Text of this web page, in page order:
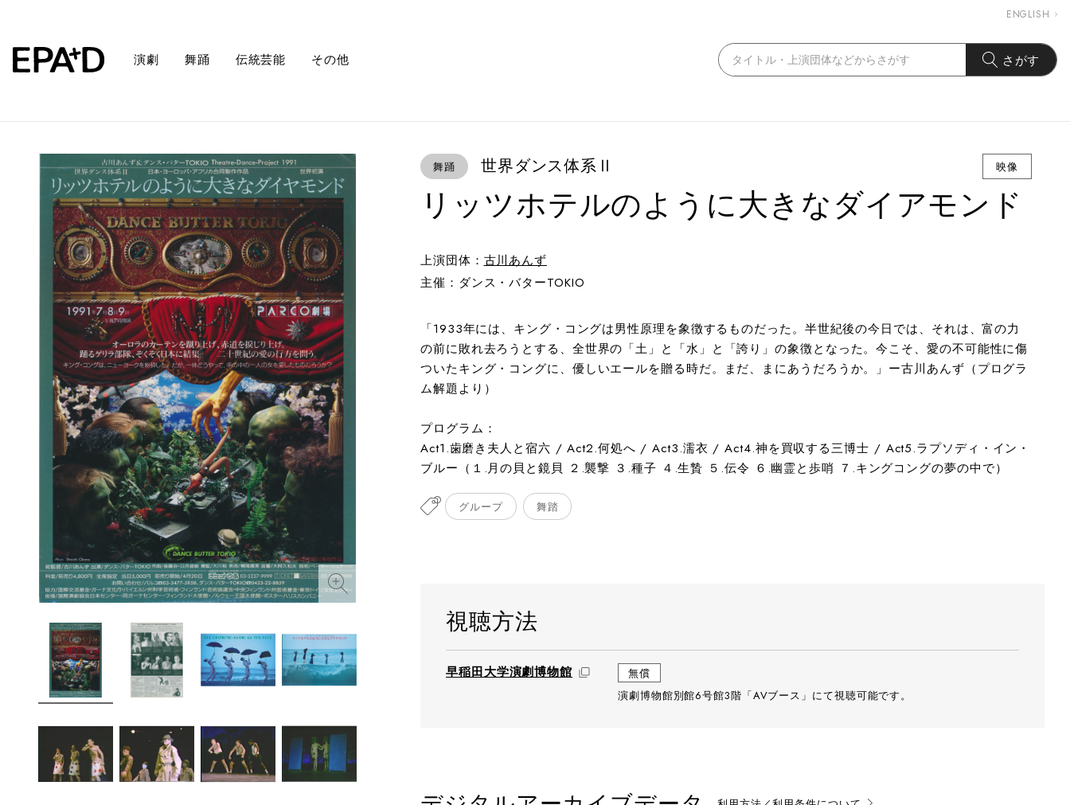
ENGLISH
演劇 舞踊 伝統芸能 その他 さがす
舞踊 世界ダンス体系Ⅱ 映像
リッツホテルのように大きなダイアモンド
上演団体： 古川あんず
主催：ダンス・バターTOKIO
「1933年には、キング・コングは男性原理を象徴するものだった。半世紀後の今日では、それは、富の力
の前に敗れ去ろうとする、全世界の「土」と「水」と「誇り」の象徴となった。今こそ、愛の不可能性に傷
ついたキング・コングに、優しいエールを贈る時だ。まだ、まにあうだろうか。」ー古川あんず（プログラ
ム解題より）
プログラム：
Act1.歯磨き夫人と宿六 / Act2.何処へ / Act3.濡衣 / Act4.神を買収する三博士 / Act5.ラプソディ・イン・
ブルー（１.月の貝と鏡貝 ２.襲撃 ３.種子 ４.生贄 ５.伝令 ６.幽霊と歩哨 ７.キングコングの夢の中で）
グループ 舞踏
視聴方法
早稲田大学演劇博物館
無償
演劇博物館別館6号館3階「AVブース」にて視聴可能です。